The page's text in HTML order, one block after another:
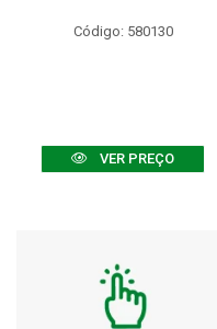
Código: 580130
VER PREÇO